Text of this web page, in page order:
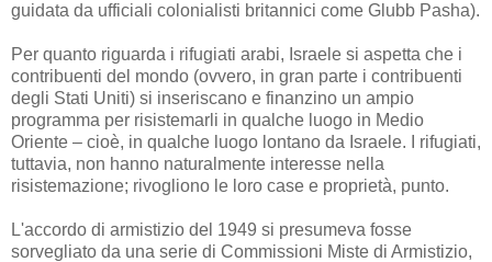
guidata da ufficiali colonialisti britannici come Glubb Pasha).
Per quanto riguarda i rifugiati arabi, Israele si aspetta che i
contribuenti del mondo (ovvero, in gran parte i contribuenti
degli Stati Uniti) si inseriscano e finanzino un ampio
programma per risistemarli in qualche luogo in Medio
Oriente – cioè, in qualche luogo lontano da Israele. I rifugiati,
tuttavia, non hanno naturalmente interesse nella
risistemazione; rivogliono le loro case e proprietà, punto.
L'accordo di armistizio del 1949 si presumeva fosse
sorvegliato da una serie di Commissioni Miste di Armistizio,